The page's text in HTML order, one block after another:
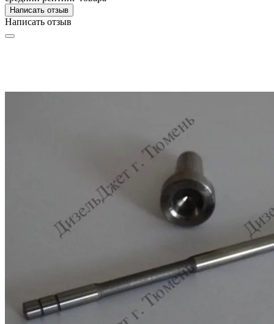
Написать отзыв
Написать отзыв